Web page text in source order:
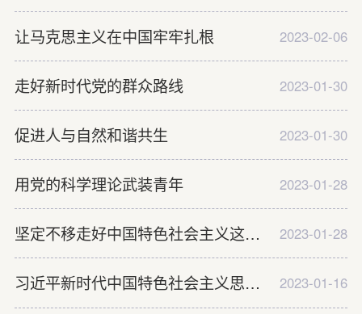
2023-02-06
让马克思主义在中国牢牢扎根
2023-01-30
走好新时代党的群众路线
2023-01-30
促进人与自然和谐共生
2023-01-28
用党的科学理论武装青年
2023-01-28
坚定不移走好中国特色社会主义这条必由之路
2023-01-16
习近平新时代中国特色社会主义思想的鲜明特质